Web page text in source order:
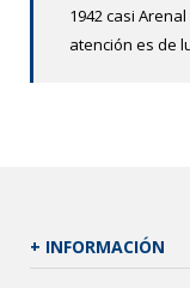
1942 casi
atención es de
+ INFORMACIÓN